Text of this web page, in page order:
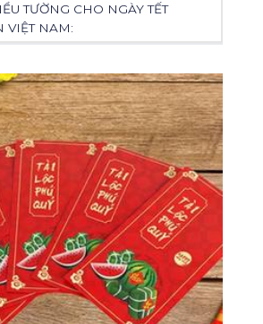
TƯỜNG CHO NGÀY TẾT
VIỆT NAM: